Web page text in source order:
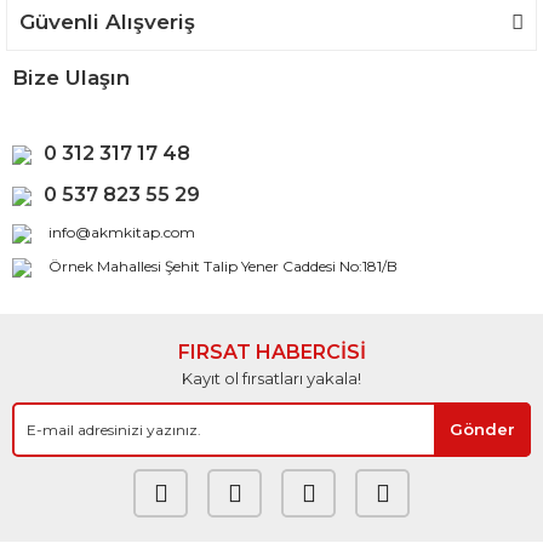
Güvenli Alışveriş
Bize Ulaşın
0 312 317 17 48
0 537 823 55 29
info@akmkitap.com
Örnek Mahallesi Şehit Talip Yener Caddesi No:181/B
FIRSAT HABERCİSİ
Kayıt ol fırsatları yakala!
Gönder